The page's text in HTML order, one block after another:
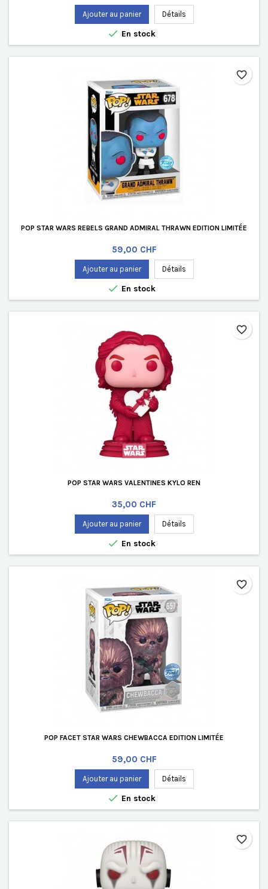
Ajouter au panier Détails
 En stock
POP STAR WARS REBELS GRAND ADMIRAL THRAWN EDITION LIMITÉE
Prix
59,00 CHF
Ajouter au panier Détails
 En stock
favorite_border
POP STAR WARS VALENTINES KYLO REN
Prix
35,00 CHF
Ajouter au panier Détails
 En stock
favorite_border
POP FACET STAR WARS CHEWBACCA EDITION LIMITÉE
Prix
59,00 CHF
Ajouter au panier Détails
 En stock
favorite_border
favorite_border